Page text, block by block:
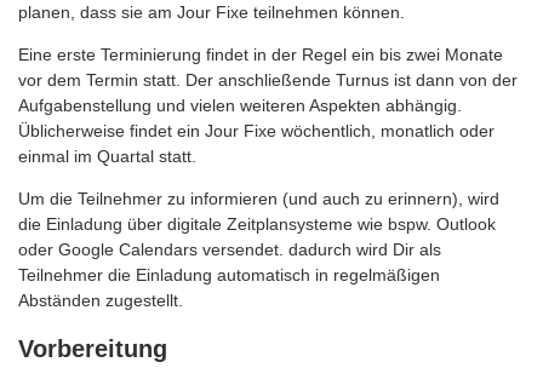
planen, dass sie am Jour Fixe teilnehmen können.
Eine erste Terminierung findet in der Regel ein bis zwei Monate
vor dem Termin statt. Der anschließende Turnus ist dann von der
Aufgabenstellung und vielen weiteren Aspekten abhängig.
Üblicherweise findet ein Jour Fixe wöchentlich, monatlich oder
einmal im Quartal statt.
Um die Teilnehmer zu informieren (und auch zu erinnern), wird
die Einladung über digitale Zeitplansysteme wie bspw. Outlook
oder Google Calendars versendet. dadurch wird Dir als
Teilnehmer die Einladung automatisch in regelmäßigen
Abständen zugestellt.
Vorbereitung